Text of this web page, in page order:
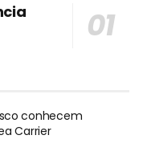
conhecem
Carrier